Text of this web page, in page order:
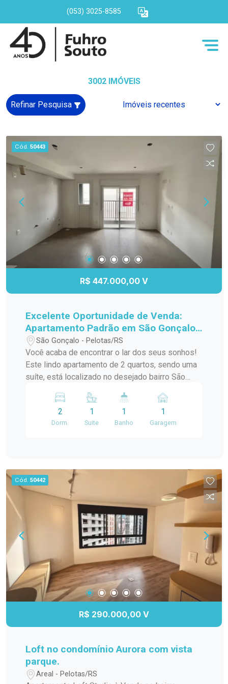
(053) 3025-8585
3002 IMÓVEIS
Refinar Pesquisa
Cód. 50443
R$ 447.000,00 V
Excelente Oportunidade de Venda:
Apartamento Padrão em São Gonçalo,
Pelotas/RS
São Gonçalo - Pelotas/RS
Você acaba de encontrar o lar dos seus sonhos!
Este lindo apartamento de 2 quartos, sendo uma
suíte, está localizado no desejado bairro São
e do Fórum. Com uma sacada charmosa e
churrasqueira, este espaço é perfeito para
receber amigos e familiares em momentos de
comemorações, espaço gourmet para preparar
refeições especiais, quadra poliesportiva para os
amantes de esportes e um playground seguro e
divertido para as crianças. Não perca a chance de
viver em um lugar que une conforto, praticidade e
lazer. Agende sua visita e venha conhecer esse
incrível apartamento!
2
Dorm.
1
Suite
1
Banho
1
Garagem
Cód. 50442
R$ 290.000,00 V
Loft no condomínio Aurora com vista
parque.
Areal - Pelotas/RS